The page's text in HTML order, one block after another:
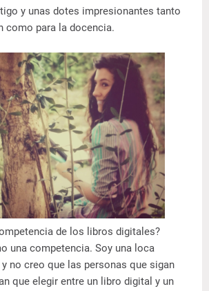
y unas dotes impresionantes tanto
como para la docencia.
de los libros digitales?
una competencia. Soy una loca
no creo que las personas que sigan
que elegir entre un libro digital y un